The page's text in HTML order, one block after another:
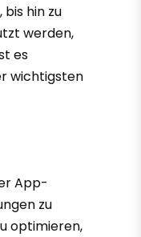
hin zu
werden,
es
wichtigsten
App-
zu
optimieren,